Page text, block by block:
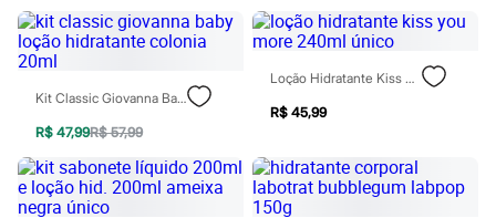
Clock House
Mindset
Sawary
Yessica
Moda esportiva
Blusas
Calçados
Leggings
Shorts e Bermudas
Tops
Kit Classic Giovanna Baby Loção Hidratante Colonia 20ml
R$ 47,99R$ 57,99
Loção Hidratante Kiss You More 240ml Único
R$ 45,99